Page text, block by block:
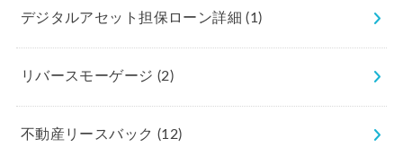
デジタルアセット担保ローン詳細(1)
リバースモーゲージ (2)
不動産リースバック (12)